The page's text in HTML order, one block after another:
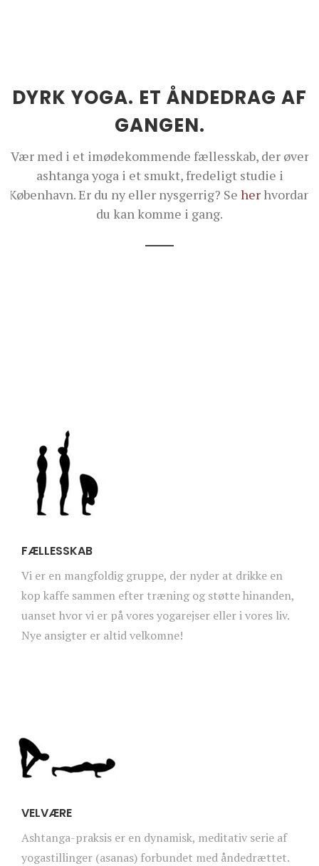
DYRK YOGA. ET ÅNDEDRAG AF
GANGEN.
Vær med i et imødekommende fællesskab, der øver
ashtanga yoga i et smukt, fredeligt studie i
København. Er du ny eller nysgerrig? Se herhvordan
du kan komme i gang.
FÆLLESSKAB
Vi er en mangfoldig gruppe, der nyder at drikke en
kop kaffe sammen efter træning og støtte hinanden,
uanset hvor vi er på vores yogarejser eller i vores liv.
Nye ansigter er altid velkomne!
VELVÆRE
Ashtanga-praksis er en dynamisk, meditativ serie af
yogastillinger (asanas) forbundet med åndedrættet.